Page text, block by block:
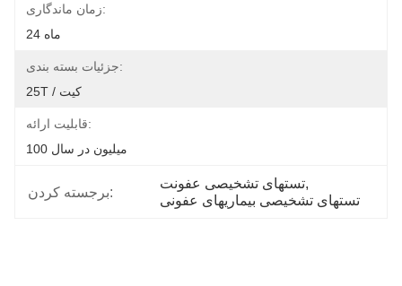
زمان ماندگاری:
24 ماه
جزئیات بسته بندی:
25T / کیت
قابلیت ارائه:
100 میلیون در سال
برجسته کردن:
تستهای تشخیصی عفونت,
تستهای تشخیصی بیماریهای عفونی